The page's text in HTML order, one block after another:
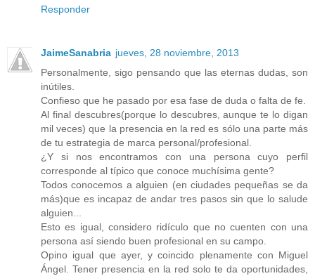
Responder
JaimeSanabria jueves, 28 noviembre, 2013
Personalmente, sigo pensando que las eternas dudas, son
inútiles.
Confieso que he pasado por esa fase de duda o falta de fe.
Al final descubres(porque lo descubres, aunque te lo digan
mil veces) que la presencia en la red es sólo una parte más
de tu estrategia de marca personal/profesional.
¿Y si nos encontramos con una persona cuyo perfil
corresponde al típico que conoce muchísima gente?
Todos conocemos a alguien (en ciudades pequeñas se da
más)que es incapaz de andar tres pasos sin que lo salude
alguien...
Esto es igual, considero ridículo que no cuenten con una
persona así siendo buen profesional en su campo.
Opino igual que ayer, y coincido plenamente con Miguel
Ángel. Tener presencia en la red solo te da oportunidades,